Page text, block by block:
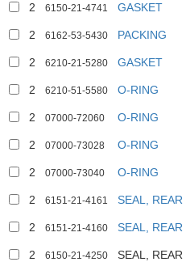
2 6150-21-4741 GASKET
2 6162-53-5430 PACKING
2 6210-21-5280 GASKET
2 6210-51-5580 O-RING
2 07000-72060 O-RING
2 07000-73028 O-RING
2 07000-73040 O-RING
2 6151-21-4161 SEAL, REAR
2 6151-21-4160 SEAL, REAR
2 6150-21-4250 SEAL, REAR